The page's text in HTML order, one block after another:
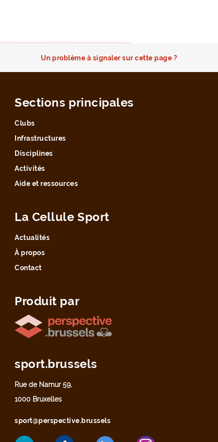
Un problème à signaler sur cette page ?
Sections principales
Clubs
Infrastructures
Disciplines
Activités
Aide et ressources
La Cellule Sport
Actualités
À propos
Contact
Produit par
sport.brussels
Rue de Namur 59,
1000 Bruxelles
sport@perspective.brussels